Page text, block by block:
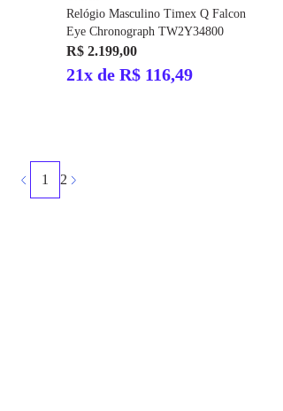
Relógio Masculino Timex Q Falcon
Eye Chronograph TW2Y34800
R$ 2.199,00
21x de R$ 116,49
1 2